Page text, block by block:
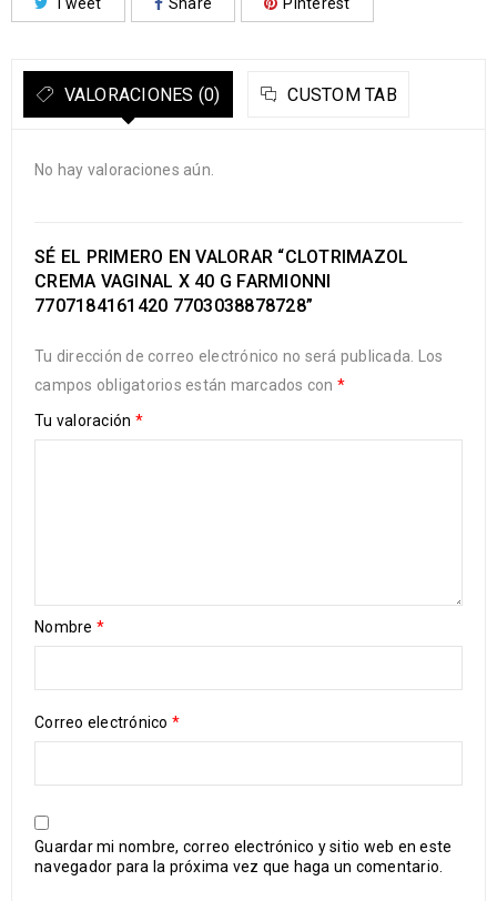
VALORACIONES (0) CUSTOM TAB
No hay valoraciones aún.
SÉ EL PRIMERO EN VALORAR “CLOTRIMAZOL
CREMA VAGINAL X 40 G FARMIONNI
7707184161420 7703038878728”
Tu dirección de correo electrónico no será publicada.
Los
campos obligatorios están marcados con *
Tu valoración *
Nombre *
Correo electrónico *
Guardar mi nombre, correo electrónico y sitio web en este
navegador para la próxima vez que haga un comentario.